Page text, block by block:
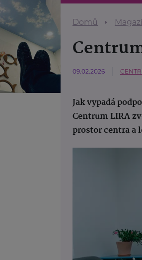
Domů
09.02.2026
Jak vypadá
Centrum LIRA
prostor centra a